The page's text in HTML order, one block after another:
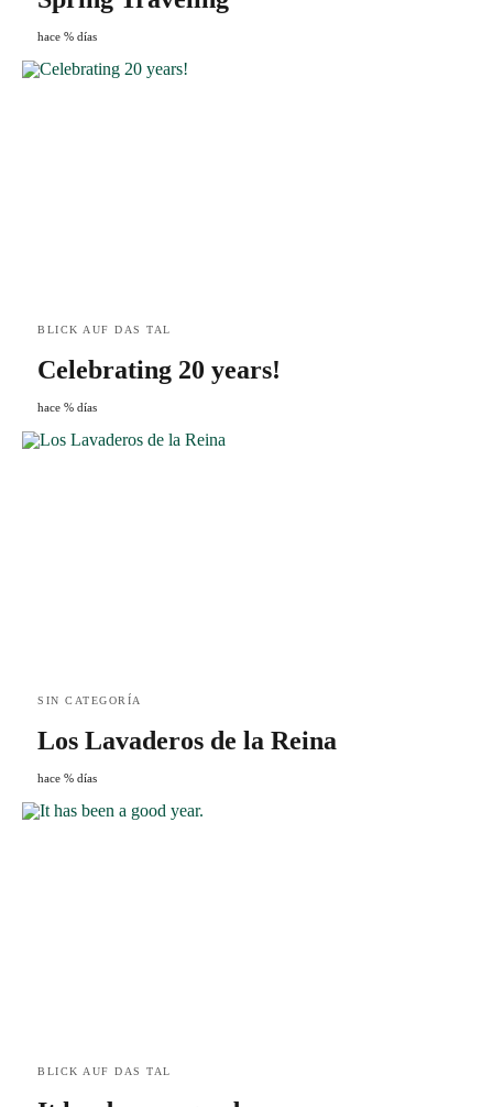
hace % días
BLICK AUF DAS TAL
Celebrating 20 years!
hace % días
SIN CATEGORÍA
Los Lavaderos de la Reina
hace % días
BLICK AUF DAS TAL